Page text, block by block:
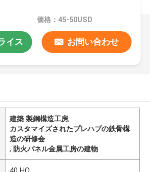
価格：45-50USD
イス お問い合わせ
建築 製鋼構造工房,
カスタマイズされたプレハブの鉄骨構
造の研修会
, 防火パネル金属工房の建物
40 HQ